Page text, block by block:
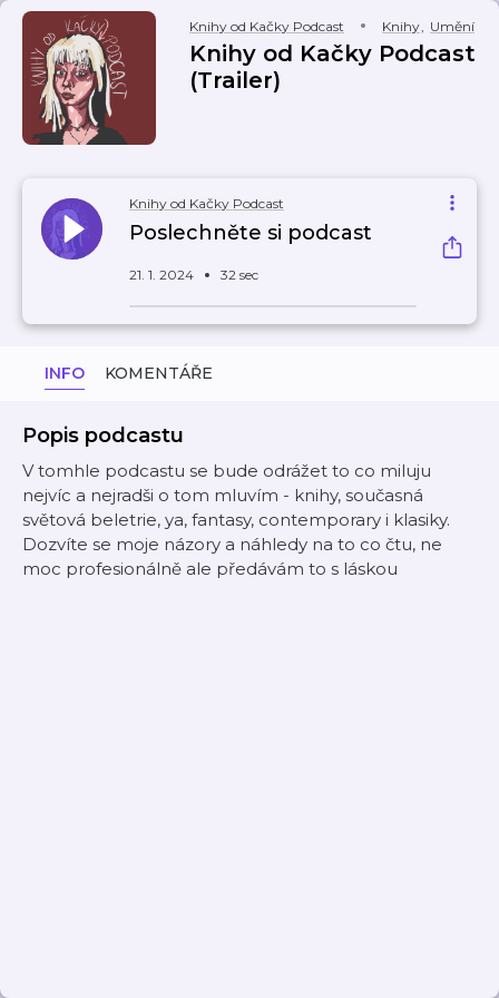
Knihy od Kačky Podcast Knihy, Umění
Knihy od Kačky Podcast
(Trailer)
Knihy od Kačky Podcast
Poslechněte si podcast
21. 1. 2024 32 sec
INFO KOMENTÁŘE
Popis podcastu
V tomhle podcastu se bude odrážet to co miluju
nejvíc a nejradši o tom mluvím - knihy, současná
světová beletrie, ya, fantasy, contemporary i klasiky.
Dozvíte se moje názory a náhledy na to co čtu, ne
moc profesionálně ale předávám to s láskou